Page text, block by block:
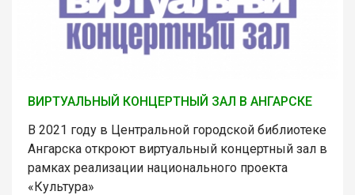
ВИРТУАЛЬНЫЙ КОНЦЕРТНЫЙ ЗАЛ В АНГАРСКЕ
В 2021 году в Центральной городской библиотеке
Ангарска откроют виртуальный концертный зал в
рамках реализации национального проекта
«Культура»